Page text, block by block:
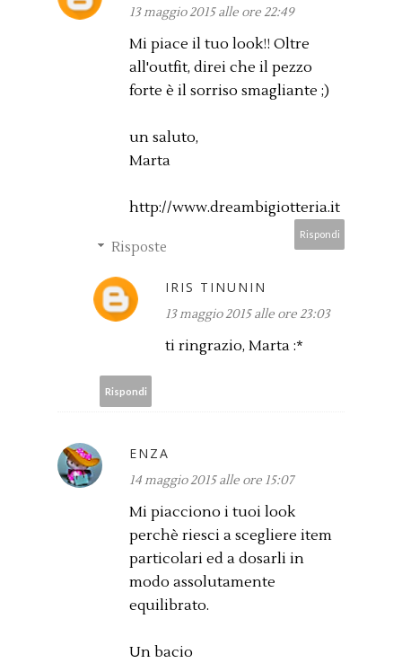
13 maggio 2015 alle ore 22:49
Mi piace il tuo look!! Oltre
all'outfit, direi che il pezzo
forte è il sorriso smagliante ;)
un saluto,
Marta
http://www.dreambigiotteria.it
Rispondi
Risposte
IRIS TINUNIN
13 maggio 2015 alle ore 23:03
ti ringrazio, Marta :*
Rispondi
ENZA
14 maggio 2015 alle ore 15:07
Mi piacciono i tuoi look
perchè riesci a scegliere item
particolari ed a dosarli in
modo assolutamente
equilibrato.
Un bacio